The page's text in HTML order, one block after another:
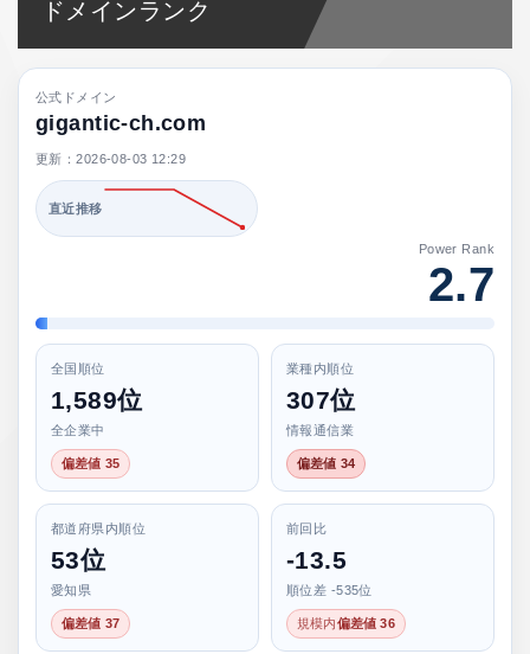
ドメインランク
公式ドメイン
gigantic-ch.com
更新：2026-08-03 12:29
直近推移
Power Rank
2.7
全国順位
1,589位
全企業中
偏差値 35
業種内順位
307位
情報通信業
偏差値 34
都道府県内順位
53位
愛知県
偏差値 37
前回比
-13.5
順位差 -535位
規模内偏差値 36